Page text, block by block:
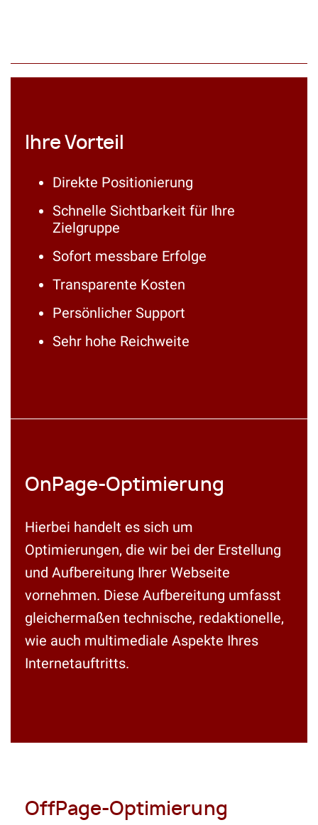
Ihre Vorteil
Direkte Positionierung
Schnelle Sichtbarkeit für Ihre
Zielgruppe
Sofort messbare Erfolge
Transparente Kosten
Persönlicher Support
Sehr hohe Reichweite
OnPage-Optimierung
Hierbei handelt es sich um
Optimierungen, die wir bei der Erstellung
und Aufbereitung Ihrer Webseite
vornehmen. Diese Aufbereitung umfasst
gleichermaßen technische, redaktionelle,
wie auch multimediale Aspekte Ihres
Internetauftritts.
OffPage-Optimierung